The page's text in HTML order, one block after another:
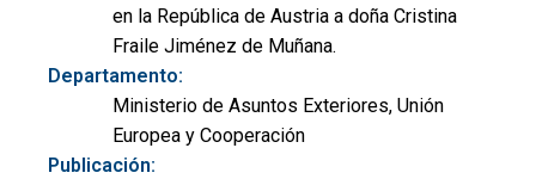
en la República de Austria a doña Cristina
Fraile Jiménez de Muñana.
Departamento:
Ministerio de Asuntos Exteriores, Unión
Europea y Cooperación
Publicación: